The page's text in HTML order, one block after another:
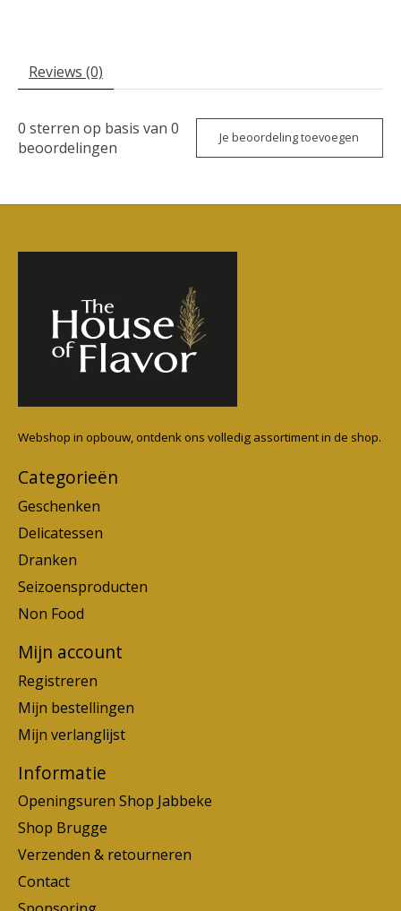
Reviews (0)
0 sterren op basis van 0
beoordelingen
Je beoordeling toevoegen
Webshop in opbouw, ontdenk ons volledig assortiment in de shop.
Categorieën
Geschenken
Delicatessen
Dranken
Seizoensproducten
Non Food
Mijn account
Registreren
Mijn bestellingen
Mijn verlanglijst
Informatie
Openingsuren Shop Jabbeke
Shop Brugge
Verzenden & retourneren
Contact